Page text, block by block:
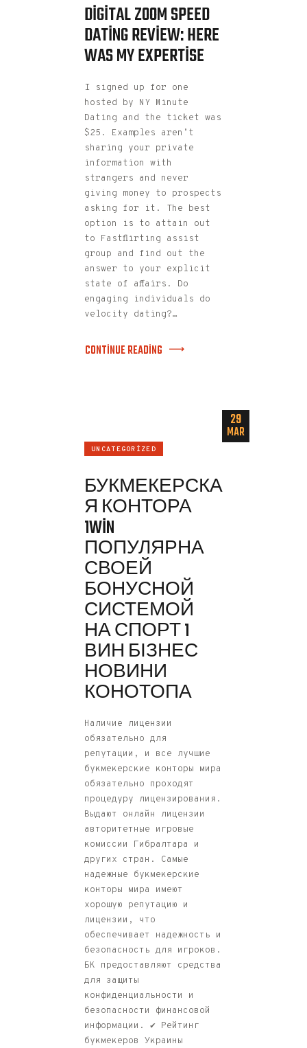
DIGITAL ZOOM SPEED
DATING REVIEW: HERE
WAS MY EXPERTISE
I signed up for one
hosted by NY Minute
Dating and the ticket was
$25. Examples aren’t
sharing your private
information with
strangers and never
giving money to prospects
asking for it. The best
option is to attain out
to Fastflirting assist
group and find out the
answer to your explicit
state of affairs. Do
engaging individuals do
velocity dating?…
CONTINUE READING
29
MAR
UNCATEGORIZED
БУКМЕКЕРСКА
Я КОНТОРА
1WIN
ПОПУЛЯРНА
СВОЕЙ
БОНУСНОЙ
СИСТЕМОЙ
НА СПОРТ 1
ВИН БІЗНЕС
НОВИНИ
КОНОТОПА
Наличие лицензии
обязательно для
репутации, и все лучшие
букмекерские конторы мира
обязательно проходят
процедуру лицензирования.
Выдают онлайн лицензии
авторитетные игровые
комиссии Гибралтара и
других стран. Самые
надежные букмекерские
конторы мира имеют
хорошую репутацию и
лицензии, что
обеспечивает надежность и
безопасность для игроков.
БК предоставляют средства
для защиты
конфиденциальности и
безопасности финансовой
информации. ✔️ Рейтинг
букмекеров Украины